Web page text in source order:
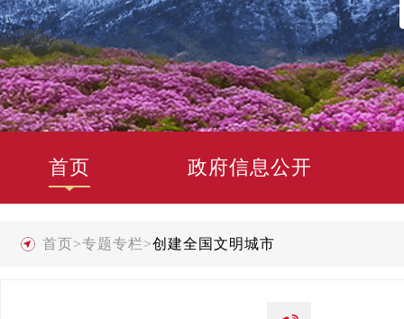
首页 政府信息公开
首页>专题专栏>创建全国文明城市